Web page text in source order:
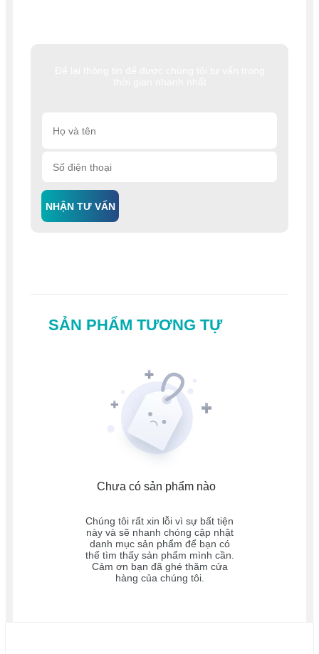
NHẬN TƯ VẤN
SẢN PHẨM TƯƠNG TỰ
Chưa có sản phẩm nào
Chúng tôi rất xin lỗi vì sự bất tiện
này và sẽ nhanh chóng cập nhật
danh mục sản phẩm để bạn có
thể tìm thấy sản phẩm mình cần.
Cảm ơn bạn đã ghé thăm cửa
hàng của chúng tôi.